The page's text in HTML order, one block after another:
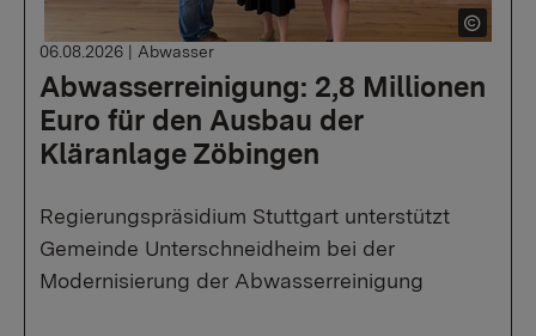
Abwasserreinigung: 2,8 Millionen
Euro für den Ausbau der
Kläranlage Zöbingen
06.08.2026 | Abwasser
Regierungspräsidium Stuttgart unterstützt
Gemeinde Unterschneidheim bei der
Modernisierung der Abwasserreinigung